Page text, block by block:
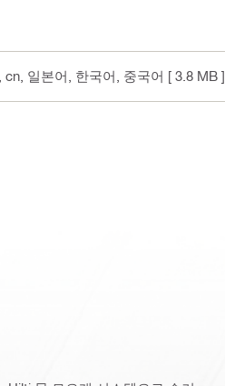
cn, 일본어, 한국어, 중국어 [ 3.8 MB ]